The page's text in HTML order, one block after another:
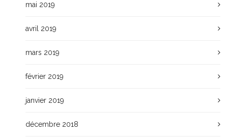
mai 2019
avril 2019
mars 2019
février 2019
janvier 2019
décembre 2018